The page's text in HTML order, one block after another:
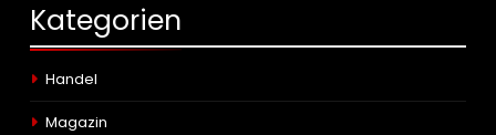
Kategorien
Handel
Magazin